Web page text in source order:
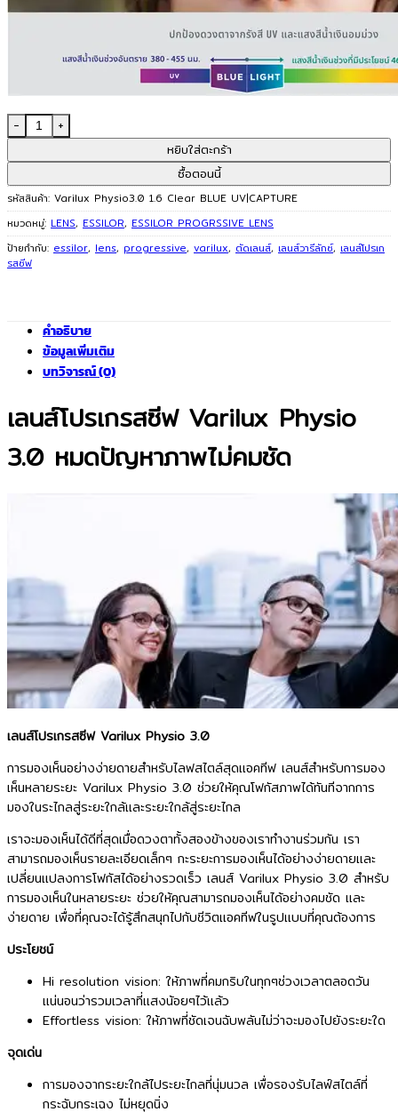
จำนวน เลนส์โปรเกรสซีฟ Varilux Physio 3.0 1.6 Clear BLUE
หยิบใส่ตะกร้า
ซื้อตอนนี้
รหัสสินค้า: Varilux Physio3.0 1.6 Clear BLUE UV|CAPTURE
หมวดหมู่: LENS, ESSILOR, ESSILOR PROGRSSIVE LENS
ป้ายกำกับ: essilor, lens, progressive, varilux, ตัดเลนส์, เลนส์วารีลักซ์, เลนส์โปรเก
รสซีฟ
คำอธิบาย
ข้อมูลเพิ่มเติม
บทวิจารณ์ (0)
เลนส์โปรเกรสซีฟ Varilux Physio
3.0 หมดปัญหาภาพไม่คมชัด
เลนส์โปรเกรสซีฟ Varilux Physio 3.0
การมองเห็นอย่างง่ายดายสำหรับไลฟสไตล์สุดแอคทีฟ เลนส์สำหรับการมอง
เห็นหลายระยะ Varilux Physio 3.0 ช่วยให้คุณโฟกัสภาพได้ทันทีจากการ
มองในระไกลสู่ระยะใกล้และระยะใกล้สู่ระยะไกล
เราจะมองเห็นได้ดีที่สุดเมื่อดวงตาทั้งสองข้างของเราทำงานร่วมกัน เรา
สามารถมองเห็นรายละเอียดเล็กๆ กะระยะการมองเห็นได้อย่างง่ายดายและ
เปลี่ยนแปลงการโฟกัสได้อย่างรวดเร็ว เลนส์ Varilux Physio 3.0 สำหรับ
การมองเห็นในหลายระยะ ช่วยให้คุณสามารถมองเห็นได้อย่างคมชัด และ
ง่ายดาย เพื่อที่คุณจะได้รู้สึกสนุกไปกับชีวิตแอคทีฟในรูปแบบที่คุณต้องการ
ประโยชน์
Hi resolution vision: ให้ภาพที่คมกริบในทุกๆช่วงเวลาตลอดวัน
แน่นอนว่ารวมเวลาที่แสงน้อยๆไว้แล้ว
Effortless vision: ให้ภาพที่ชัดเจนฉับพลันไม่ว่าจะมองไปยังระยะใด
จุดเด่น
การมองจากระยะใกล้ไประยะไกลที่นุ่มนวล เพื่อรองรับไลฟ์สไตล์ที่
กระฉับกระเฉง ไม่หยุดนิ่ง